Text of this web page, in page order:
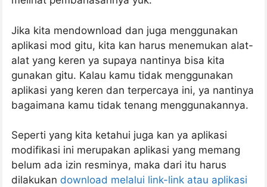
Jika kita mendownload dan juga menggunakan
aplikasi mod gitu, kita kan harus menemukan alat-
alat yang keren ya supaya nantinya bisa kita
gunakan gitu. Kalau kamu tidak menggunakan
aplikasi yang keren dan terpercaya ini, ya nantinya
bagaimana kamu tidak tenang menggunakannya.
Seperti yang kita ketahui juga kan ya aplikasi
modifikasi ini merupakan aplikasi yang memang
belum ada izin resminya, maka dari itu harus
dilakukan download melalui link-link atau aplikasi